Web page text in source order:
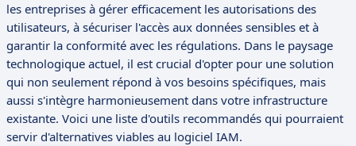
les entreprises à gérer efficacement les autorisations des
utilisateurs, à sécuriser l'accès aux données sensibles et à
garantir la conformité avec les régulations. Dans le paysage
technologique actuel, il est crucial d'opter pour une solution
qui non seulement répond à vos besoins spécifiques, mais
aussi s'intègre harmonieusement dans votre infrastructure
existante. Voici une liste d'outils recommandés qui pourraient
servir d'alternatives viables au logiciel IAM.